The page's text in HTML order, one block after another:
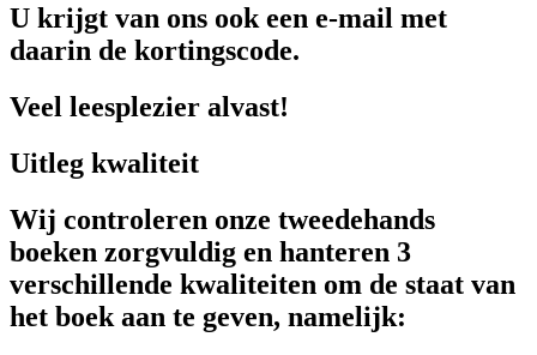
U krijgt van ons ook een e-mail met
daarin de kortingscode.
Veel leesplezier alvast!
Uitleg kwaliteit
Wij controleren onze tweedehands
boeken zorgvuldig en hanteren 3
verschillende kwaliteiten om de staat van
het boek aan te geven, namelijk: